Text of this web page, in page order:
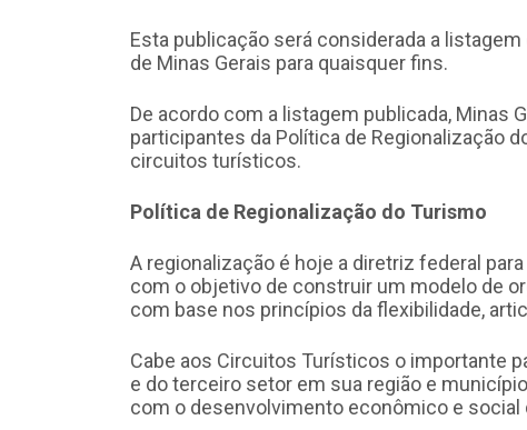
Esta publicação será considerada a
de Minas Gerais para quaisquer fins.
De acordo com a listagem publicada, Minas
participantes da Política de Regionalização
circuitos turísticos.
Política de Regionalização do Turismo
A regionalização é hoje a diretriz federal
com o objetivo de construir um modelo de
com base nos princípios da flexibilidade,
Cabe aos Circuitos Turísticos o importante
e do terceiro setor em sua região e
com o desenvolvimento econômico e